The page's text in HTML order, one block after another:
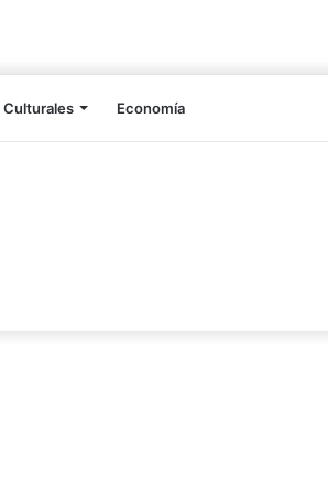
Culturales Economía